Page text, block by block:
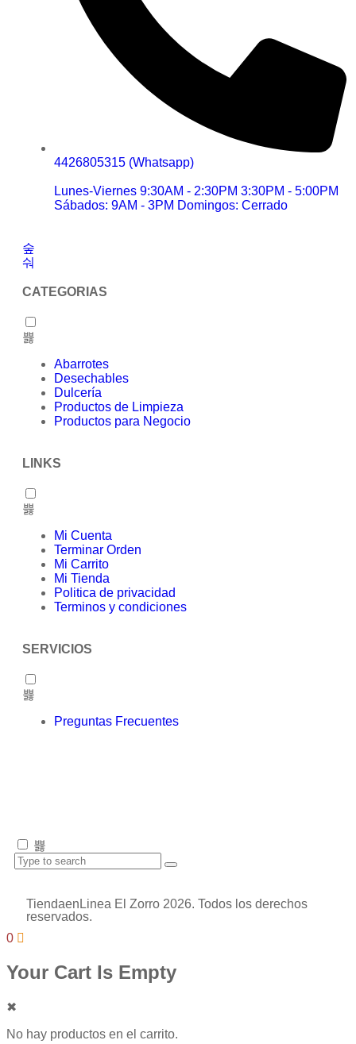
4426805315 (Whatsapp)
Lunes-Viernes 9:30AM - 2:30PM 3:30PM - 5:00PM
Sábados: 9AM - 3PM Domingos: Cerrado
CATEGORIAS
Abarrotes
Desechables
Dulcería
Productos de Limpieza
Productos para Negocio
LINKS
Mi Cuenta
Terminar Orden
Mi Carrito
Mi Tienda
Politica de privacidad
Terminos y condiciones
SERVICIOS
Preguntas Frecuentes
TiendaenLinea El Zorro 2026. Todos los derechos
reservados.
0
Your Cart Is Empty
✖
No hay productos en el carrito.